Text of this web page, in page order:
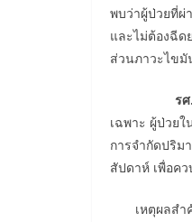
พบว่าผู้ป่วยที่ผ่
และไม่ต้องฉีด
ส่วนภาวะไขมั
รศ.นพ.จั
เฉพาะ ผู้ป่วย
การจำกัดปริม
สัปดาห์ เพื่อค
เหตุผลสำคั